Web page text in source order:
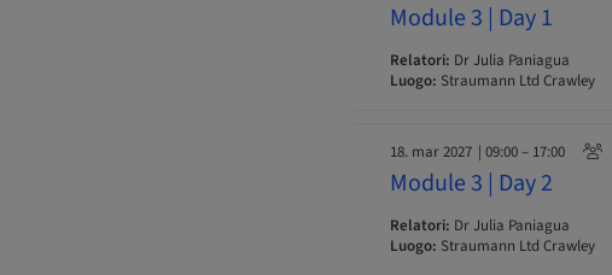
Module 3 | Day 1
Relatori: Dr Julia Paniagua
Luogo: Straumann Ltd Crawley
18. mar 2027 | 09:00 – 17:00
Module 3 | Day 2
Relatori: Dr Julia Paniagua
Luogo: Straumann Ltd Crawley